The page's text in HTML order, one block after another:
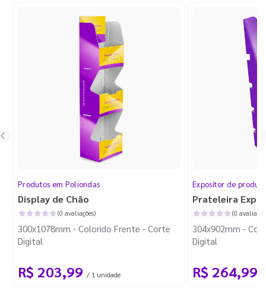
Produtos em Poliondas
Display de Chão
(0 avaliações)
300x1078mm - Colorido Frente - Corte
Digital
R$ 203,99 / 1 unidade
Expositor de
Prateleira
(0
304x902mm -
Digital
R$ 264,99